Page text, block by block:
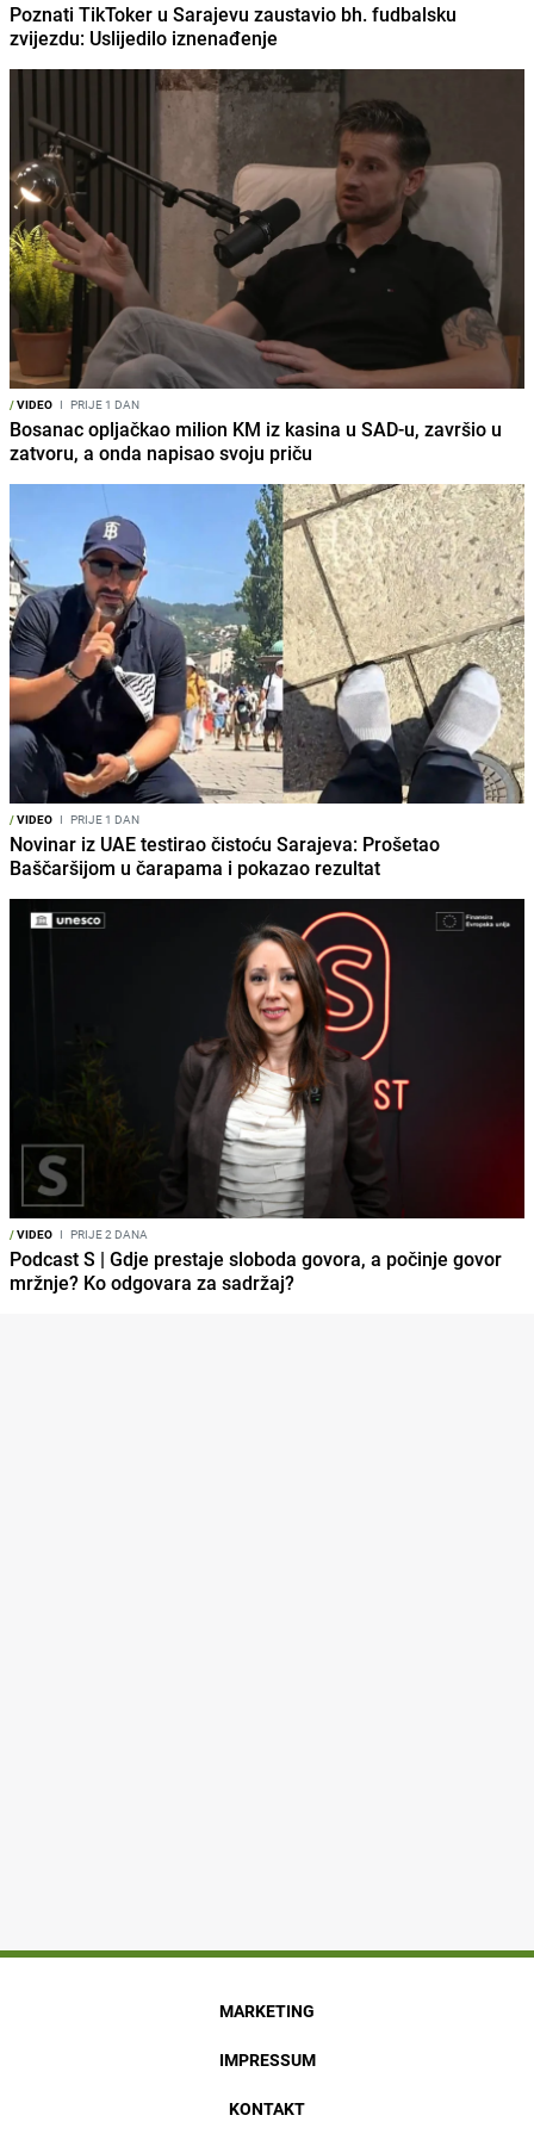
Poznati TikToker u Sarajevu zaustavio bh. fudbalsku
zvijezdu: Uslijedilo iznenađenje
/VIDEO I PRIJE 1 DAN
Bosanac opljačkao milion KM iz kasina u SAD-u, završio u
zatvoru, a onda napisao svoju priču
/VIDEO I PRIJE 1 DAN
Novinar iz UAE testirao čistoću Sarajeva: Prošetao
Baščaršijom u čarapama i pokazao rezultat
/VIDEO I PRIJE 2 DANA
Podcast S | Gdje prestaje sloboda govora, a počinje govor
mržnje? Ko odgovara za sadržaj?
MARKETING
IMPRESSUM
KONTAKT